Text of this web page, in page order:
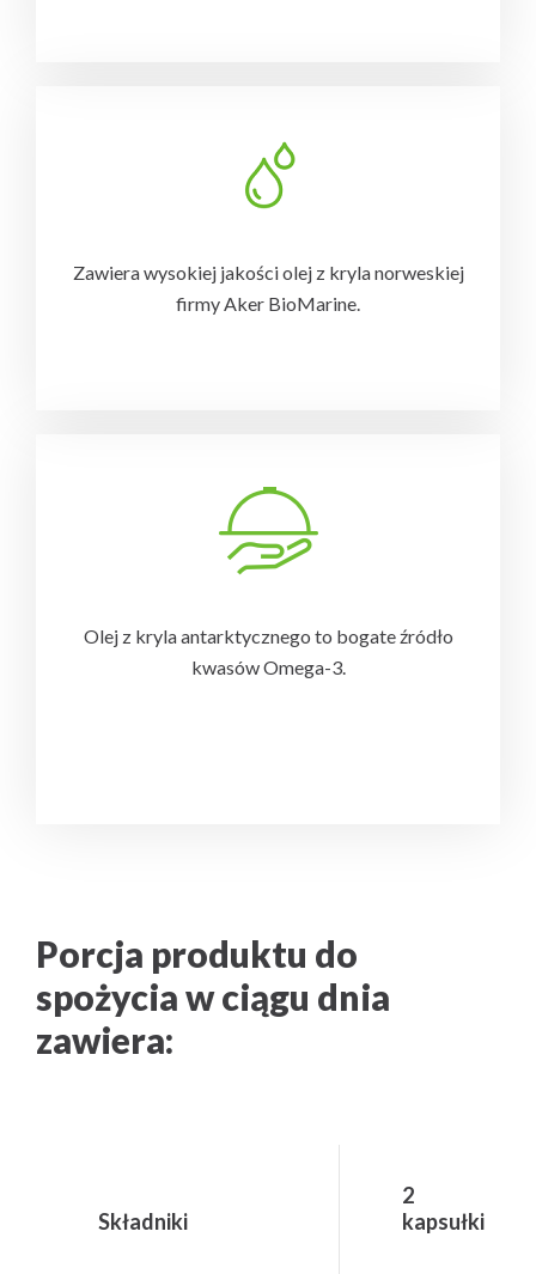
Zawiera wysokiej jakości olej z kryla norweskiej
firmy Aker BioMarine.
Olej z kryla antarktycznego to bogate źródło
kwasów Omega-3.
Porcja produktu do
spożycia w ciągu dnia
zawiera:
Składniki
2
kapsułki